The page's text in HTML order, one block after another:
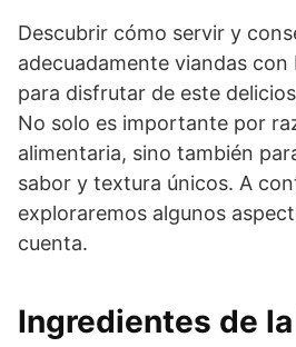
Descubrir cómo servir y
adecuadamente viandas con
para disfrutar de este
No solo es importante por
alimentaria, sino también
sabor y textura únicos. A
exploraremos algunos
cuenta.
Ingredientes de